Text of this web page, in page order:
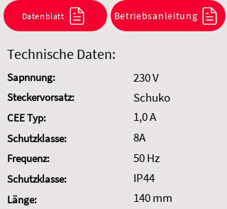
Kombination anzufragen.
Datenblatt Betriebsanleitung
Technische Daten:
Sapnnung:
Steckervorsatz:
CEE Typ:
Schutzklasse:
Frequenz:
Schutzklasse:
Länge:
230 V
Schuko
1,0 A
8A
50 Hz
IP44
140 mm